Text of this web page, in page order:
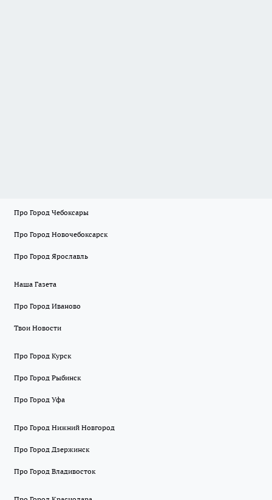
Про Город Чебоксары
Про Город Новочебоксарск
Про Город Ярославль
Наша Газета
Про Город Иваново
Твои Новости
Про Город Курск
Про Город Рыбинск
Про Город Уфа
Про Город Нижний Новгород
Про Город Дзержинск
Про Город Владивосток